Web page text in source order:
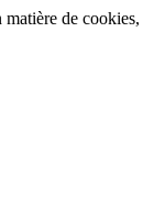
de cookies,